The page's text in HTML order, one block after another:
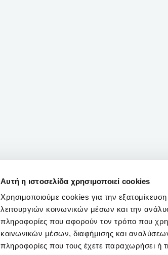
Αυτή η ιστοσελίδα χρησιμοποιεί cookies
Χρησιμοποιούμε cookies για την
λειτουργιών κοινωνικών μέσων και την
πληροφορίες που αφορούν τον τρόπο που
κοινωνικών μέσων, διαφήμισης και
πληροφορίες που τους έχετε παραχωρήσει ή